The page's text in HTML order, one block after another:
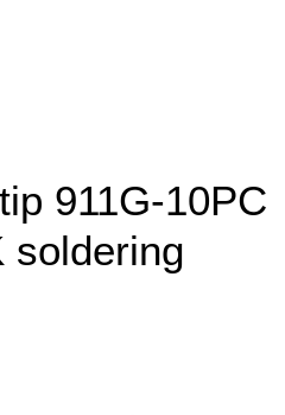
911G-10PC
soldering